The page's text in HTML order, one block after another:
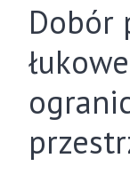
Dobór